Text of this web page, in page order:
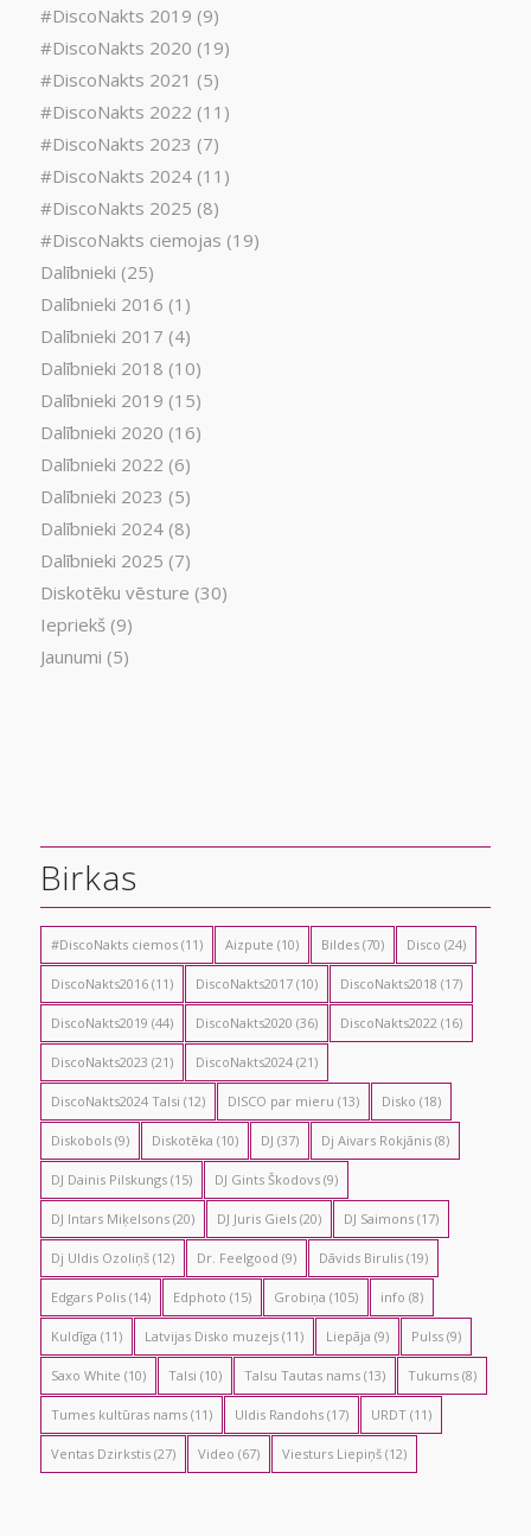
#DiscoNakts 2019 (9)
#DiscoNakts 2020 (19)
#DiscoNakts 2021 (5)
#DiscoNakts 2022 (11)
#DiscoNakts 2023 (7)
#DiscoNakts 2024(11)
#DiscoNakts 2025 (8)
#DiscoNakts ciemojas (19)
Dalībnieki (25)
Dalībnieki 2016 (1)
Dalībnieki 2017 (4)
Dalībnieki 2018 (10)
Dalībnieki 2019 (15)
Dalībnieki 2020 (16)
Dalībnieki 2022 (6)
Dalībnieki 2023 (5)
Dalībnieki 2024(8)
Dalībnieki 2025 (7)
Diskotēku vēsture (30)
Iepriekš(9)
Jaunumi (5)
Birkas
#DiscoNakts ciemos(11) Aizpute (10) Bildes(70) Disco (24)
DiscoNakts2016(11) DiscoNakts2017(10) DiscoNakts2018 (17)
DiscoNakts2019 (44) DiscoNakts2020 (36) DiscoNakts2022(16)
DiscoNakts2023 (21) DiscoNakts2024(21)
DiscoNakts2024 Talsi (12) DISCO par mieru (13) Disko (18)
Diskobols(9) Diskotēka (10) DJ (37) Dj Aivars Rokjānis(8)
DJ Dainis Pilskungs(15) DJ Gints Škodovs(9)
DJ Intars Miķelsons(20) DJ Juris Giels(20) DJ Saimons(17)
Dj Uldis Ozoliņš(12) Dr. Feelgood (9) Dāvids Birulis(19)
Edgars Polis(14) Edphoto (15) Grobiņa (105) info (8)
Kuldīga (11) Latvijas Disko muzejs(11) Liepāja (9) Pulss(9)
Saxo White (10) Talsi (10) Talsu Tautas nams(13) Tukums(8)
Tumes kultūras nams(11) Uldis Randohs(17) URDT(11)
Ventas Dzirkstis(27) Video (67) Viesturs Liepiņš(12)